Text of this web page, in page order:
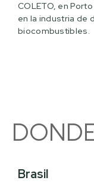
COLETO, en
en la industria de
biocombustibles.
Brasil